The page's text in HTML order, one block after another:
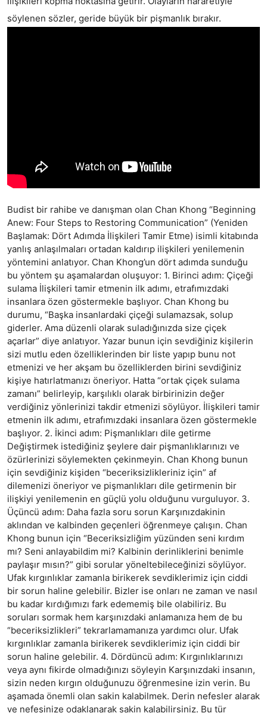
söylenen sözler, geride büyük bir pişmanlık bırakır.
Budist bir rahibe ve danışman olan Chan Khong “Beginning
Anew: Four Steps to Restoring Communication” (Yeniden
Başlamak: Dört Adımda İlişkileri Tamir Etme) isimli kitabında
yanlış anlaşılmaları ortadan kaldırıp ilişkileri yenilemenin
yöntemini anlatıyor. Chan Khong’un dört adımda sunduğu
bu yöntem şu aşamalardan oluşuyor: 1. Birinci adım: Çiçeği
sulama İlişkileri tamir etmenin ilk adımı, etrafımızdaki
insanlara özen göstermekle başlıyor. Chan Khong bu
durumu, “Başka insanlardaki çiçeği sulamazsak, solup
giderler. Ama düzenli olarak suladığınızda size çiçek
açarlar” diye anlatıyor. Yazar bunun için sevdiğiniz kişilerin
sizi mutlu eden özelliklerinden bir liste yapıp bunu not
etmenizi ve her akşam bu özelliklerden birini sevdiğiniz
kişiye hatırlatmanızı öneriyor. Hatta “ortak çiçek sulama
zamanı” belirleyip, karşılıklı olarak birbirinizin değer
verdiğiniz yönlerinizi takdir etmenizi söylüyor. İlişkileri tamir
etmenin ilk adımı, etrafımızdaki insanlara özen göstermekle
başlıyor. 2. İkinci adım: Pişmanlıkları dile getirme
Değiştirmek istediğiniz şeylere dair pişmanlıklarınızı ve
özürlerinizi söylemekten çekinmeyin. Chan Khong bunun
için sevdiğiniz kişiden “beceriksizlikleriniz için” af
dilemenizi öneriyor ve pişmanlıkları dile getirmenin bir
ilişkiyi yenilemenin en güçlü yolu olduğunu vurguluyor. 3.
Üçüncü adım: Daha fazla soru sorun Karşınızdakinin
aklından ve kalbinden geçenleri öğrenmeye çalışın. Chan
Khong bunun için “Beceriksizliğim yüzünden seni kırdım
mı? Seni anlayabildim mi? Kalbinin derinliklerini benimle
paylaşır mısın?” gibi sorular yöneltebileceğinizi söylüyor.
Ufak kırgınlıklar zamanla birikerek sevdiklerimiz için ciddi
bir sorun haline gelebilir. Bizler ise onları ne zaman ve nasıl
bu kadar kırdığımızı fark edememiş bile olabiliriz. Bu
soruları sormak hem karşınızdaki anlamanıza hem de bu
“beceriksizlikleri” tekrarlamamanıza yardımcı olur. Ufak
kırgınlıklar zamanla birikerek sevdiklerimiz için ciddi bir
sorun haline gelebilir. 4. Dördüncü adım: Kırgınlıklarınızı
veya aynı fikirde olmadığınızı söyleyin Karşınızdaki insanın,
sizin neden kırgın olduğunuzu öğrenmesine izin verin. Bu
aşamada önemli olan sakin kalabilmek. Derin nefesler alarak
ve nefesinize odaklanarak sakin kalabilirsiniz. Bu tür